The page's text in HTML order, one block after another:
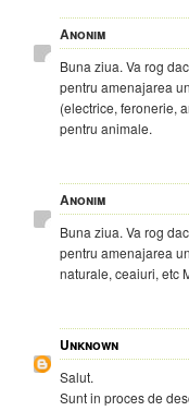
Anonim
Buna ziua. Va rog
pentru amenajarea
(electrice, feronerie,
pentru animale.
Anonim
Buna ziua. Va rog
pentru amenajarea
naturale, ceaiuri, etc
Unknown
Salut.
Sunt in proces de